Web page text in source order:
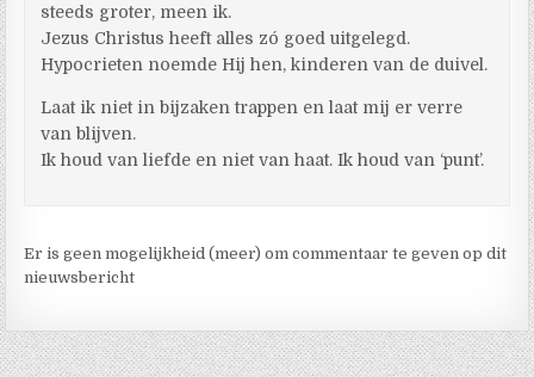
steeds groter, meen ik.
Jezus Christus heeft alles zó goed uitgelegd.
Hypocrieten noemde Hij hen, kinderen van de duivel.
Laat ik niet in bijzaken trappen en laat mij er verre
van blijven.
Ik houd van liefde en niet van haat. Ik houd van ‘punt’.
Er is geen mogelijkheid (meer) om commentaar te geven op dit
nieuwsbericht